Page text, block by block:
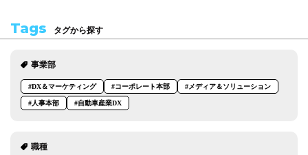
Tags タグから探す
事業部
#DX＆マーケティング #コーポレート本部 #メディア＆ソリューション
#人事本部 #自動車産業DX
職種